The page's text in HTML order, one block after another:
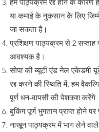
हमें पाठ्यक्रम रद्द होने के कारण
या कमाई के नुकसान के लिए
जा सकता है।
प्रशिक्षण पाठ्यक्रम से 2
आवश्यक है।
सोपा की ब्यूटी एंड नेल एकेडमी
रद्द करने की स्थिति में, हम
पूर्ण धन-वापसी की पेशकश करेंगे
बुकिंग पूर्ण भुगतान प्राप्त होने पर
नाखून पाठ्यक्रम में भाग लेने